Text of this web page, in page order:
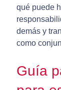
qué puede
demás y
como
Guía